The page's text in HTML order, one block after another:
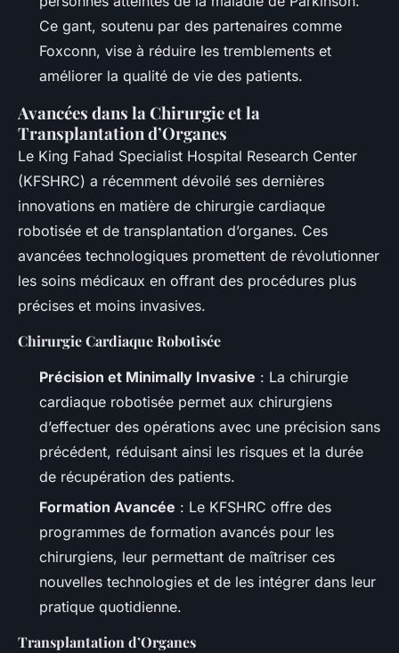
Ce gant, soutenu par des partenaires comme
Foxconn, vise à réduire les tremblements et
améliorer la qualité de vie des patients.
Avancées dans la Chirurgie et la
Transplantation d’Organes
Le King Fahad Specialist Hospital Research Center
(KFSHRC) a récemment dévoilé ses dernières
innovations en matière de chirurgie cardiaque
robotisée et de transplantation d’organes. Ces
avancées technologiques promettent de révolutionner
les soins médicaux en offrant des procédures plus
précises et moins invasives.
Chirurgie Cardiaque Robotisée
Précision et Minimally Invasive : La chirurgie
cardiaque robotisée permet aux chirurgiens
d’effectuer des opérations avec une précision sans
précédent, réduisant ainsi les risques et la durée
de récupération des patients.
Formation Avancée : Le KFSHRC offre des
programmes de formation avancés pour les
chirurgiens, leur permettant de maîtriser ces
nouvelles technologies et de les intégrer dans leur
pratique quotidienne.
Transplantation d’Organes